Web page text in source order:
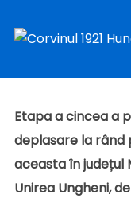
patrulea duel
Etapa a cinceaa
deplasare la rând
aceasta în județul
Unirea Ungheni,